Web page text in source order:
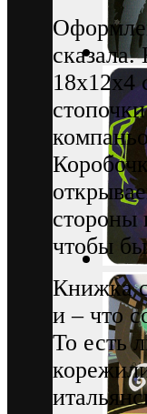
18х12х4
стороны
чтобы
Книжка
и – что
То есть